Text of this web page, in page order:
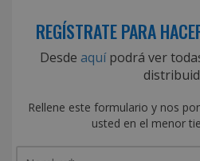
REGÍSTRATE PARA
Desde aquípodrá ver
Rellene este formulario y nos
usted en el menor